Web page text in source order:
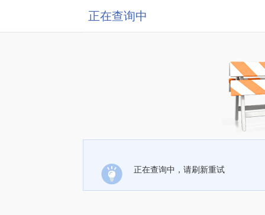
正在查询中
正在查询中，请刷新重试